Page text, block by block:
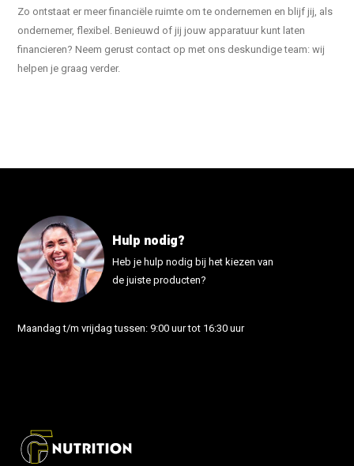
Zo ontstaat er meer financiële ruimte om te ondernemen en blijf jij, als
ondernemer, flexibel. Benieuwd of jij jouw apparatuur kunt laten
financieren? Neem gerust contact op met ons deskundige team: wij
helpen je graag verder.
Hulp nodig?
Heb je hulp nodig bij het kiezen van
de juiste producten?
Maandag t/m vrijdag tussen: 9:00 uur tot 16:30 uur